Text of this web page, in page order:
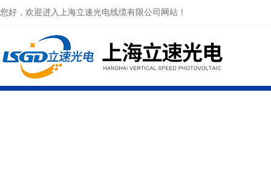
您好，欢迎进入上海立速光电线缆有限公司网站！